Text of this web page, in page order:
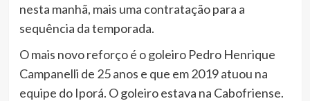
nesta manhã, mais uma contratação para a
sequência da temporada.
O mais novo reforço é o goleiro Pedro Henrique
Campanelli de 25 anos e que em 2019 atuou na
equipe do Iporá. O goleiro estava na Cabofriense.